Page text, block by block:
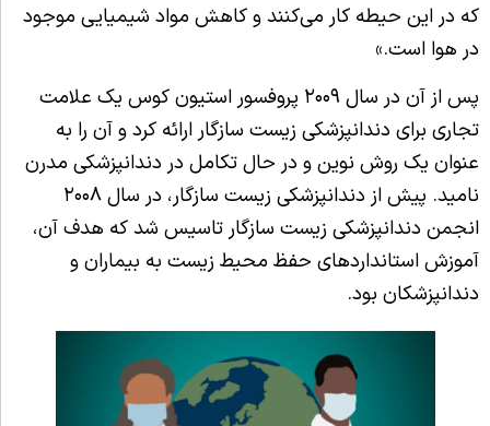
که در این حیطه کار می‌کنند و کاهش مواد شیمیایی موجود
در هوا است.»
پس از آن در سال ۲۰۰۹ پروفسور استیون کوس یک علامت
تجاری برای دندانپزشکی زیست سازگار ارائه کرد و آن را به
عنوان یک روش نوین و در حال تکامل در دندانپزشکی مدرن
نامید. پیش از دندانپزشکی زیست سازگار، در سال ۲۰۰۸
انجمن دندانپزشکی زیست سازگار تاسیس شد که هدف آن،
آموزش استانداردهای حفظ محیط زیست به بیماران و
دندانپزشکان بود.